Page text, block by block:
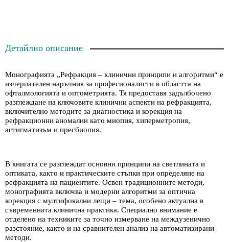
Детайлно описание
Монографията „Рефракция – клинични принципи и алгоритми“ е
изчерпателен наръчник за професионалисти в областта на
офталмологията и оптометрията. Тя предоставя задълбочено
разглеждане на ключовите клинични аспекти на рефракцията,
включително методите за диагностика и корекция на
рефракционни аномалии като миопия, хиперметропия,
астигматизъм и пресбиопия.
В книгата се разглеждат основни принципи на светлината и
оптиката, както и практическите стъпки при определяне на
рефракцията на пациентите. Освен традиционните методи,
монографията включва и модерни алгоритми за оптична
корекция с мултифокални лещи – тема, особено актуална в
съвременната клинична практика. Специално внимание е
отделено на техниките за точно измерване на междузенично
разстояние, както и на сравнителен анализ на автоматизирани
методи.